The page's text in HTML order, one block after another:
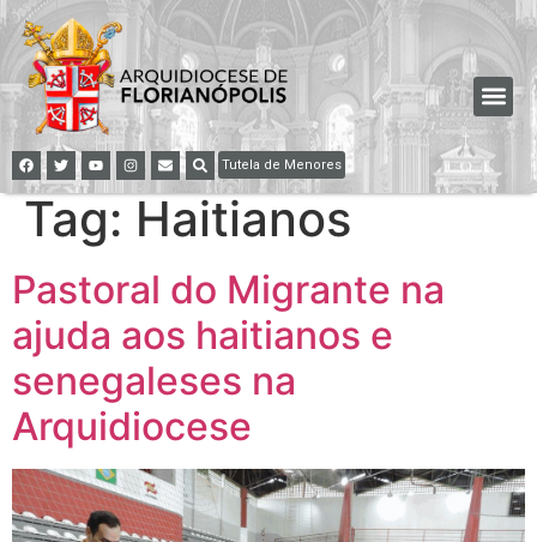
Tutela de Menores
Tag: Haitianos
Pastoral do Migrante na
ajuda aos haitianos e
senegaleses na
Arquidiocese